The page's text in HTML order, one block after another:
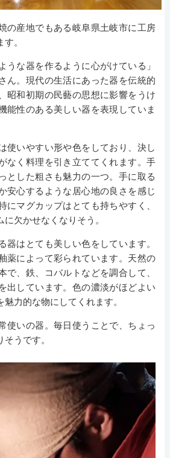
の産地でもある岐阜県土岐市に工房
。
うな器を作るように心がけている」
ん。現代の生活にあった器を伝統的
昭和初期の民藝の思想に影響をうけ
能性のある美しい器を表現していま
使いやすい形や色をしており、決し
なく料理を引き立ててくれます。手
とした粗さも魅力の一つ。手に取る
安心するような居心地の良さを感じ
にマグカップはとても持ちやすく、
欠かせなくなりそう。
器はとても美しい色をしています。
薬によって彩られています。天然の
で、鉄、コバルトなどを調合して、
出しています。色の濃淡がほどよい
力的な物にしてくれます。
使いの器。毎日使うことで、ちょっ
うです。